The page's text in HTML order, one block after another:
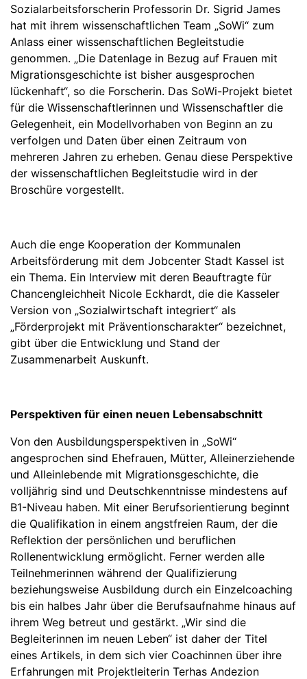
Sozialarbeitsforscherin Professorin Dr. Sigrid James
hat mit ihrem wissenschaftlichen Team „SoWi“ zum
Anlass einer wissenschaftlichen Begleitstudie
genommen. „Die Datenlage in Bezug auf Frauen mit
Migrationsgeschichte ist bisher ausgesprochen
lückenhaft“, so die Forscherin. Das SoWi-Projekt bietet
für die Wissenschaftlerinnen und Wissenschaftler die
Gelegenheit, ein Modellvorhaben von Beginn an zu
verfolgen und Daten über einen Zeitraum von
mehreren Jahren zu erheben. Genau diese Perspektive
der wissenschaftlichen Begleitstudie wird in der
Broschüre vorgestellt.
Auch die enge Kooperation der Kommunalen
Arbeitsförderung mit dem Jobcenter Stadt Kassel ist
ein Thema. Ein Interview mit deren Beauftragte für
Chancengleichheit Nicole Eckhardt, die die Kasseler
Version von „Sozialwirtschaft integriert“ als
„Förderprojekt mit Präventionscharakter“ bezeichnet,
gibt über die Entwicklung und Stand der
Zusammenarbeit Auskunft.
Perspektiven für einen neuen Lebensabschnitt
Von den Ausbildungsperspektiven in „SoWi“
angesprochen sind Ehefrauen, Mütter, Alleinerziehende
und Alleinlebende mit Migrationsgeschichte, die
volljährig sind und Deutschkenntnisse mindestens auf
B1-Niveau haben. Mit einer Berufsorientierung beginnt
die Qualifikation in einem angstfreien Raum, der die
Reflektion der persönlichen und beruflichen
Rollenentwicklung ermöglicht. Ferner werden alle
Teilnehmerinnen während der Qualifizierung
beziehungsweise Ausbildung durch ein Einzelcoaching
bis ein halbes Jahr über die Berufsaufnahme hinaus auf
ihrem Weg betreut und gestärkt. „Wir sind die
Begleiterinnen im neuen Leben“ ist daher der Titel
eines Artikels, in dem sich vier Coachinnen über ihre
Erfahrungen mit Projektleiterin Terhas Andezion